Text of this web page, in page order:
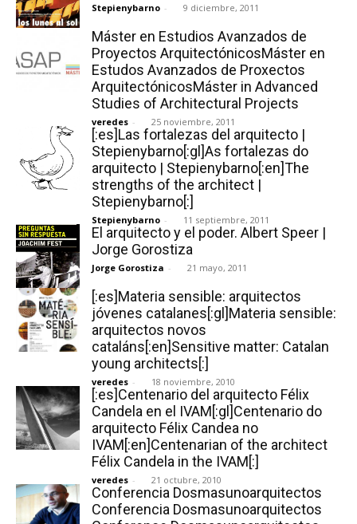
Stepienybarno - 9 diciembre, 2011
Máster en Estudios Avanzados de
Proyectos ArquitectónicosMáster en
Estudos Avanzados de Proxectos
ArquitectónicosMáster in Advanced
Studies of Architectural Projects
veredes - 25 noviembre, 2011
[:es]Las fortalezas del arquitecto |
Stepienybarno[:gl]As fortalezas do
arquitecto | Stepienybarno[:en]The
strengths of the architect |
Stepienybarno[:]
Stepienybarno - 11 septiembre, 2011
El arquitecto y el poder. Albert Speer |
Jorge Gorostiza
Jorge Gorostiza - 21 mayo, 2011
[:es]Materia sensible: arquitectos
jóvenes catalanes[:gl]Materia sensible:
arquitectos novos
cataláns[:en]Sensitive matter: Catalan
young architects[:]
veredes - 18 noviembre, 2010
[:es]Centenario del arquitecto Félix
Candela en el IVAM[:gl]Centenario do
arquitecto Félix Candea no
IVAM[:en]Centenarian of the architect
Félix Candela in the IVAM[:]
veredes - 21 octubre, 2010
Conferencia Dosmasunoarquitectos
Conferencia Dosmasunoarquitectos